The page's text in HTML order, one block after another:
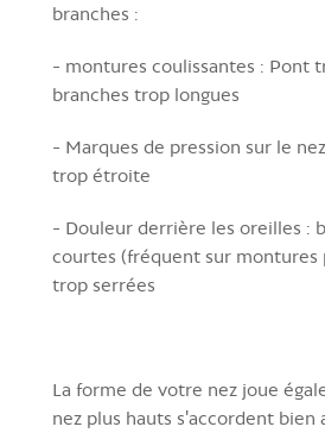
branches :
- montures coulissantes : Pont
branches trop longues
- Marques de pression sur le
trop étroite
- Douleur derrière les oreilles :
courtes (fréquent sur montures
trop serrées
La forme de votre nez joue
nez plus hauts s'accordent bien